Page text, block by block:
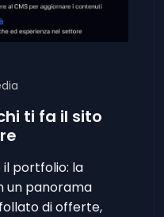
ti fa il sito
il portfolio: la
un panorama
di offerte,